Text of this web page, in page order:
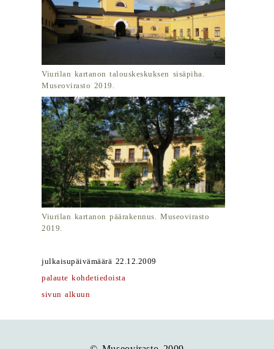
Viurilan kartanon talouskeskuksen sisäpiha.
Museovirasto 2019.
Viurilan kartanon päärakennus. Museovirasto
2019.
julkaisupäivämäärä 22.12.2009
palaute kohdetiedoista
sivun alkuun